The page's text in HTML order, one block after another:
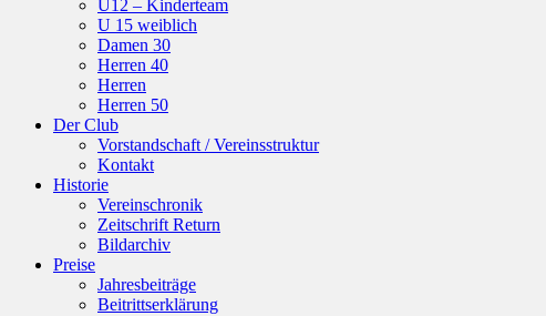
U12 – Kinderteam
U 15 weiblich
Damen 30
Herren 40
Herren
Herren 50
Der Club
Vorstandschaft / Vereinsstruktur
Kontakt
Historie
Vereinschronik
Zeitschrift Return
Bildarchiv
Preise
Jahresbeiträge
Beitrittserklärung